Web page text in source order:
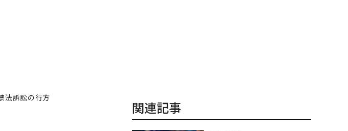
法訴訟の行方
関連記事